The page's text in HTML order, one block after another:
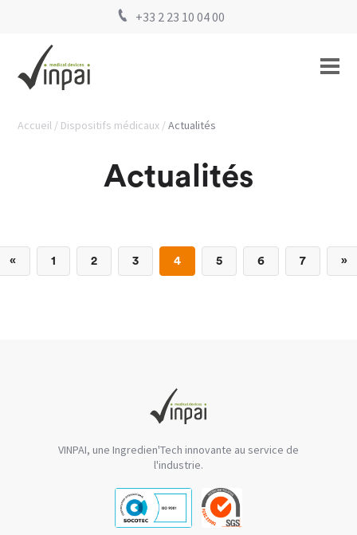
+33 2 23 10 04 00
Accueil Dispositifs médicaux Actualités
Actualités
« 1 2 3 4 5 6 7 »
VINPAI, une Ingredien'Tech innovante au service de
l'industrie.